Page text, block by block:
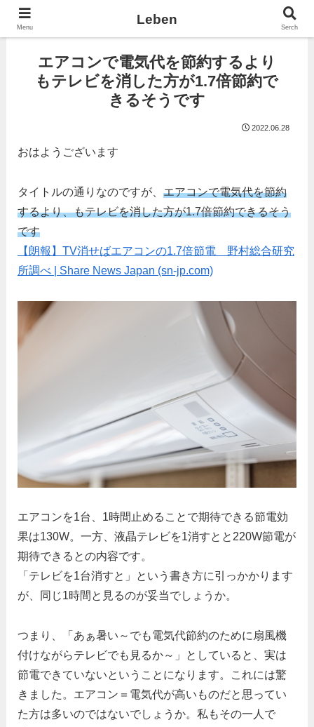
エアコンで電気代を節約するより
もテレビを消した方が1.7倍節約で
きるそうです
2022.06.28
おはようございます
タイトルの通りなのですが、 エアコンで電気代を節約
するより、もテレビを消した方が1.7倍節約できるそう
です
【朗報】TV消せばエアコンの1.7倍節電 野村総合研究
所調べ | Share News Japan (sn-jp.com)
エアコンを1台、1時間止めることで期待できる節電効
果は130W。一方、液晶テレビを1消すとと220W節電が
期待できるとの内容です。
「テレビを1台消すと」という書き方に引っかかります
が、同じ1時間と見るのが妥当でしょうか。
つまり、「あぁ暑い～でも電気代節約のために扇風機
付けながらテレビでも見るか～」としていると、実は
節電できていないということになります。これには驚
きました。エアコン＝電気代が高いものだと思ってい
た方は多いのではないでしょうか。私もその一人で
Menu
Leben
Serch